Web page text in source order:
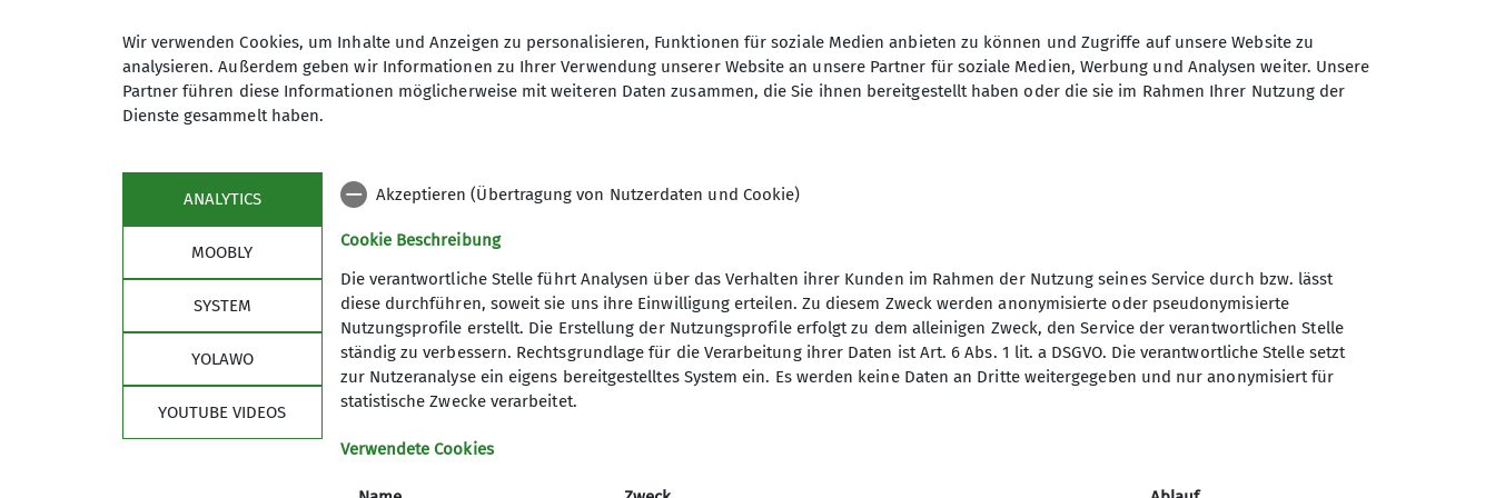
Die KulTourwandergruppe verbindet das Wandern mit einem kulturellen Ereignis, wobei sich die Schwerpunkte auch
Mehrmals im Jahr unternehmen wir Mehrtagestouren auch in der weiteren Umgebung. Die Anreise erfolgt dann möglichst
Gruppenmitglieder bereiten die Touren vor. Zusätzlich finden vor Ort oftmals fachkundige Führungen statt und
selbstverständlich schließen wir die Tour mit einem gemütlichen Beieinandersitzen ab.
Für die Wanderungen im Nahbereich versuchen wir möglichst Fahrgemeinschaften zu bilden, zu den entfernter liegenden
Zielen reisen wir mit der Bahn.
Zielgruppe sind alle Personen, die nicht allzu lange Strecken wandern möchten und Spaß an der Begegnung mit der
“Kultur“ haben.
Bei uns findet man leicht Gleichgesinnte und kann die Gruppe mit eigenen Vorschlägen bereichern.
Jeder ist herzlich willkommen, auch Neulinge, die noch nicht Mitglied in der Sektion Duisburg sind.
Ansprechpartnerin (Kultur): Monika Glöckner
Sektion
Geschäftsstelle
Mitglied werden
Alpenverein
DAV Hauptverband
DAV-Shop
Service
Sektion Duisburg des
Deutschen Alpenvereins e.V.
Lösorter Straße 115
Wir verwenden Cookies, um Inhalte und Anzeigen zu personalisieren, Funktionen für soziale Medien anbieten zu können und Zugriffe auf unsere Website zu
analysieren. Außerdem geben wir Informationen zu Ihrer Verwendung unserer Website an unsere Partner für soziale Medien, Werbung und Analysen weiter. Unsere
Partner führen diese Informationen möglicherweise mit weiteren Daten zusammen, die Sie ihnen bereitgestellt haben oder die sie im Rahmen Ihrer Nutzung der
Dienste gesammelt haben.
ANALYTICS
MOOBLY
SYSTEM
YOLAWO
YOUTUBE VIDEOS
Akzeptieren (Übertragung von Nutzerdaten und Cookie)
Cookie Beschreibung
Die verantwortliche Stelle führt Analysen über das Verhalten ihrer Kunden im Rahmen der Nutzung seines Service durch bzw. lässt
diese durchführen, soweit sie uns ihre Einwilligung erteilen. Zu diesem Zweck werden anonymisierte oder pseudonymisierte
Nutzungsprofile erstellt. Die Erstellung der Nutzungsprofile erfolgt zu dem alleinigen Zweck, den Service der verantwortlichen Stelle
ständig zu verbessern. Rechtsgrundlage für die Verarbeitung ihrer Daten ist Art. 6 Abs. 1 lit. a DSGVO. Die verantwortliche Stelle setzt
zur Nutzeranalyse ein eigens bereitgestelltes System ein. Es werden keine Daten an Dritte weitergegeben und nur anonymisiert für
statistische Zwecke verarbeitet.
Verwendete Cookies